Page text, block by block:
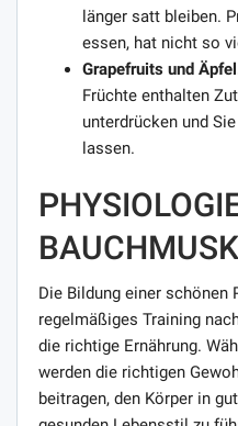
länger satt bleiben.
essen, hat nicht so
Grapefruits und
Früchte enthalten
unterdrücken und
lassen.
Die Bildung einer schönen
regelmäßiges Training
die richtige Ernährung.
werden die richtigen
beitragen, den Körper in